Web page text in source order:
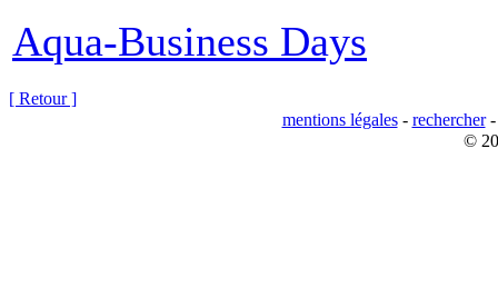
Aqua-Business Days
[ Retour ]
mentions légales- rechercher
©